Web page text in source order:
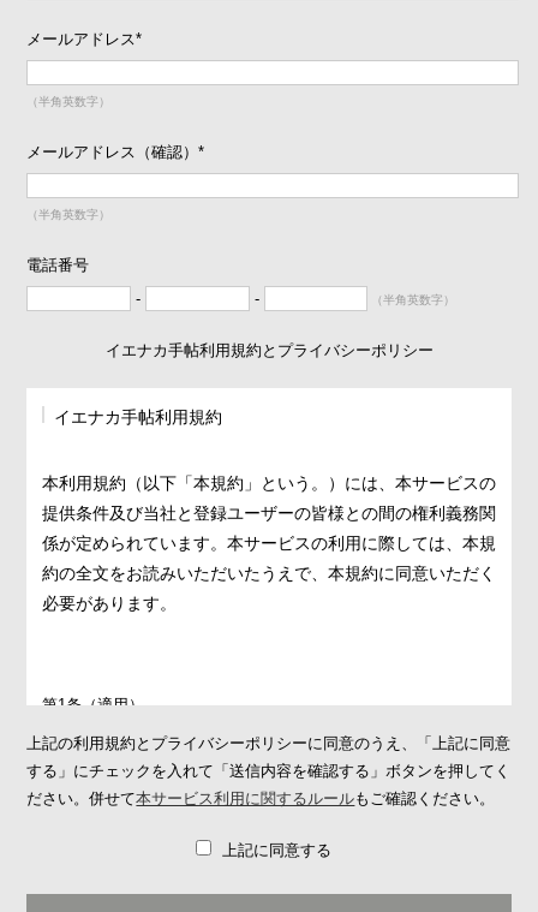
メールアドレス*
（半角英数字）
メールアドレス（確認）*
（半角英数字）
電話番号
-
- （半角英数字）
イエナカ手帖利用規約とプライバシーポリシー
イエナカ手帖利用規約
本利用規約（以下「本規約」という。）には、本サービスの
提供条件及び当社と登録ユーザーの皆様との間の権利義務関
係が定められています。本サービスの利用に際しては、本規
約の全文をお読みいただいたうえで、本規約に同意いただく
必要があります。
第1条（適用）
1. 本規約は、本サービスの提供条件及び本サービスの利用に関す
る当社と登録ユーザーとの間の権利義務関係を定めることを目的
とし、登録ユーザーと当社との間の本サービスの利用に関わる一
上記の利用規約とプライバシーポリシーに同意のうえ、「上記に同意
する」にチェックを入れて「送信内容を確認する」ボタンを押してく
ださい。併せて本サービス利用に関するルールもご確認ください。
上記に同意する